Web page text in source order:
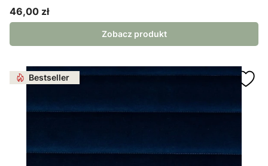
Cena
46,00 zł
Zobacz produkt
Bestseller